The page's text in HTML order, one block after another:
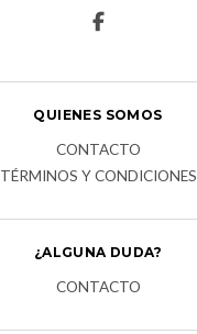
QUIENES SOMOS
CONTACTO
TÉRMINOS Y CONDICIONES
¿ALGUNA DUDA?
CONTACTO